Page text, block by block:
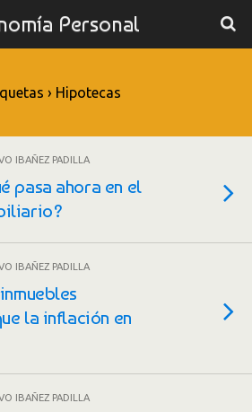
Personal
› Hipotecas
IBAÑEZ PADILLA
pasa ahora en el
IBAÑEZ PADILLA
la inflación en
IBAÑEZ PADILLA